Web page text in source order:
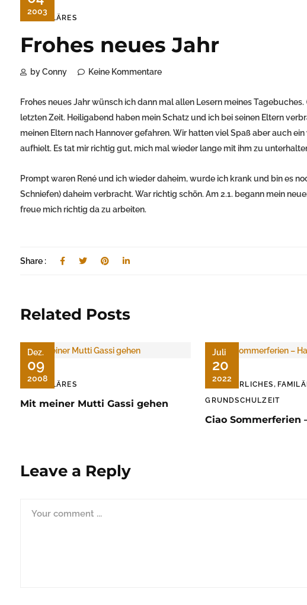
2003
FAMILÄRES
Frohes neues Jahr
by Conny Keine Kommentare
Frohes neues Jahr wünsch ich dann mal allen Lesern meines
letzten Zeit. Heiligabend haben mein Schatz und ich bei seinen Eltern
meinen Eltern nach Hannover gefahren. Wir hatten viel Spaß aber auch
aufhielt. Es tat mir richtig gut, mich mal wieder lange mit ihm zu
Prompt waren René und ich wieder daheim, wurde ich krank und bin es
Schniefen) daheim verbracht. War richtig schön. Am 2.1. begann mein
freue mich richtig da zu arbeiten.
Share :
Related Posts
Dez.
09
2008
FAMILÄRES
Mit meiner Mutti Gassi gehen
Juli
20
2022
ÄRGERLICHES,
GRUNDSCHULZEIT
Ciao Sommerferien
Leave a Reply